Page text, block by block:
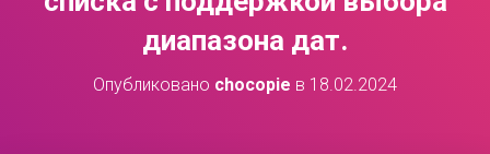
диапазона дат.
Опубликовано chocopie в 18.02.2024